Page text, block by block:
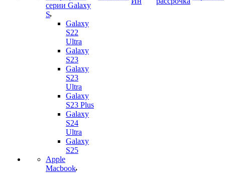
серии Galaxy
S
Galaxy
S22
Ultra
Galaxy
S23
Galaxy
S23
Ultra
Galaxy
S23 Plus
Galaxy
S24
Ultra
Galaxy
S25
Apple
Macbook